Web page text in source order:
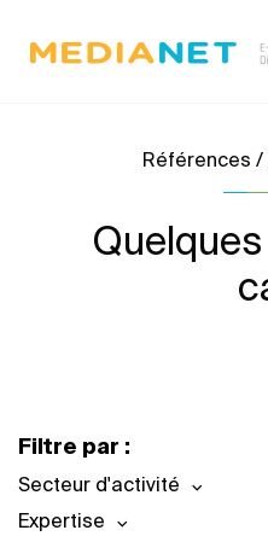
Références /
Filtre par :
Secteur d'activité
Expertise